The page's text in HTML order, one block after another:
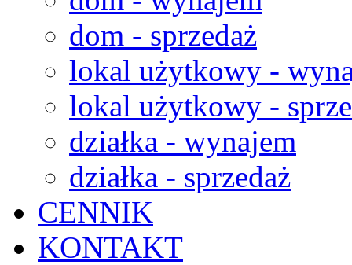
dom - sprzedaż
lokal użytkowy -
lokal użytkowy -
działka - wynajem
działka - sprzedaż
CENNIK
KONTAKT